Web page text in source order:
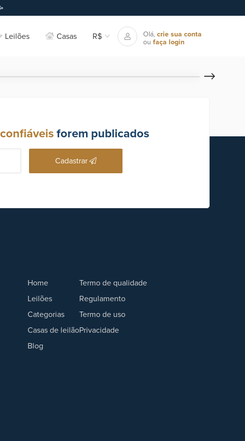
Leilões Casas R$ Olá, crie sua conta
ou faça login
forem publicados
Cadastrar
Home
Leilões
Categorias
Casas de leilão
Blog
Termo de qualidade
Regulamento
Termo de uso
Privacidade